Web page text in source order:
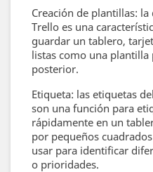
Creación de plantillas:
Trello es una
guardar un tablero,
listas como una plantilla
posterior.
Etiqueta: las etiquetas
son una función para
rápidamente en un
por pequeños
usar para identificar
o prioridades.